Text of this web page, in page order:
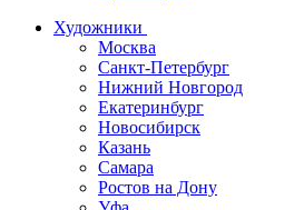
Художники
Москва
Санкт-Петербург
Нижний Новгород
Екатеринбург
Новосибирск
Казань
Самара
Ростов на Дону